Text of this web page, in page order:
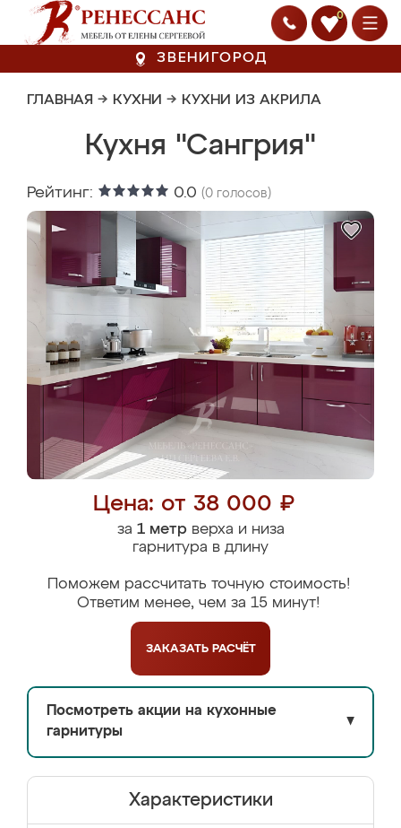
0
ЗВЕНИГОРОД
ГЛАВНАЯ → КУХНИ → КУХНИ ИЗ АКРИЛА
Кухня "Сангрия"
Рейтинг: 0.0 (0 голосов)
Цена: от 38 000 ₽
за 1 метрверха и низа
гарнитура в длину
Поможем рассчитать точную стоимость!
Ответим менее, чем за 15 минут!
ЗАКАЗАТЬ РАСЧЁТ
Посмотреть акции на кухонные
гарнитуры
▼
Характеристики